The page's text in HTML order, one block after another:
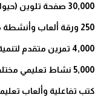
30,000 صفحة تلوين (حيوانات – مواصلات – أشكال)
250 ورقة ألعاب وأنشطة متنوعة
4,000 تمرين متقدم لتنمية مهارات الطفل
5,000 نشاط تعليمي مختلف
كتب تفاعلية وألعاب